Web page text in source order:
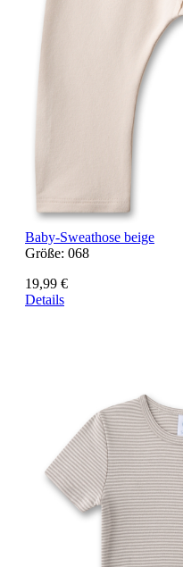
Baby-Sweathose beige
Größe: 068
19,99 €
Details